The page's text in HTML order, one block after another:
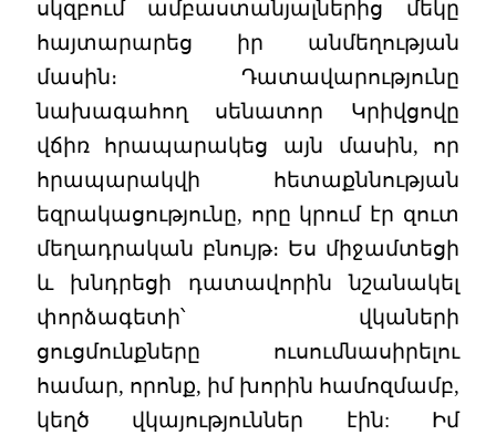
սկզբում ամբաստանյալներից մեկը
հայտարարեց իր անմեղության
մասին։ Դատավարությունը
նախագահող սենատոր Կրիվցովը
վճիռ հրապարակեց այն մասին, որ
հրապարակվի հետաքննության
եզրակացությունը, որը կրում էր զուտ
մեղադրական բնույթ։ Ես միջամտեցի
և խնդրեցի դատավորին նշանակել
փորձագետի՝ վկաների
ցուցմունքները ուսումնասիրելու
համար, որոնք, իմ խորին համոզմամբ,
կեղծ վկայություններ էին: Իմ